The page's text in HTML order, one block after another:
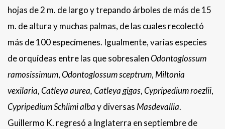
hojas de 2 m. de largo y trepando árboles de más de 15
m. de altura y muchas palmas, de las cuales recolectó
más de 100 especímenes. Igualmente, varias especies
de orquídeas entre las que sobresalenOdontoglossum
ramosissimum,Odontoglossum sceptrum,Miltonia
vexilaria,Catleya aurea,Catleya gigas,Cypripedium roezlii,
Cypripedium Schlimialbay diversasMasdevallia.
Guillermo K. regresó a Inglaterra en septiembre de